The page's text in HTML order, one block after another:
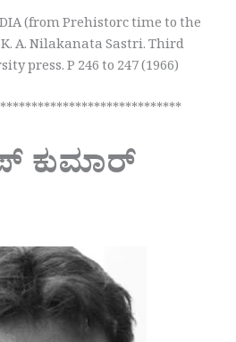
(from Prehistorc time to the
A. Nilakanata Sastri. Third
press. P 246 to 247 (1966)
ಕುಮಾರ್